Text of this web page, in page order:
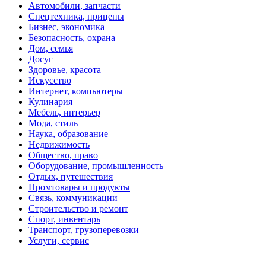
Автомобили, запчасти
Спецтехника, прицепы
Бизнес, экономика
Безопасность, охрана
Дом, семья
Досуг
Здоровье, красота
Искусство
Интернет, компьютеры
Кулинария
Мебель, интерьер
Мода, стиль
Наука, образование
Недвижимость
Общество, право
Оборудование, промышленность
Отдых, путешествия
Промтовары и продукты
Связь, коммуникации
Строительство и ремонт
Спорт, инвентарь
Транспорт, грузоперевозки
Услуги, сервис